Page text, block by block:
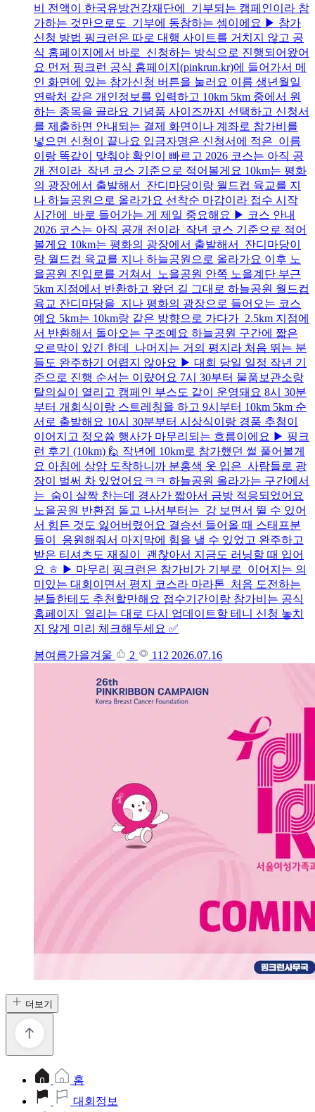
비 전액이 한국유방건강재단에 기부되는 캠페인이라 참
가하는 것만으로도 기부에 동참하는 셈이에요 ▶ 참가
신청 방법 핑크런은 따로 대행 사이트를 거치지 않고 공
식 홈페이지에서 바로 신청하는 방식으로 진행되어왔어
요 먼저 핑크런 공식 홈페이지(pinkrun.kr)에 들어가서 메
인 화면에 있는 참가신청 버튼을 눌러요 이름 생년월일
연락처 같은 개인정보를 입력하고 10km 5km 중에서 원
하는 종목을 골라요 기념품 사이즈까지 선택하고 신청서
를 제출하면 안내되는 결제 화면이나 계좌로 참가비를
넣으면 신청이 끝나요 입금자명은 신청서에 적은 이름
이랑 똑같이 맞춰야 확인이 빠르고 2026 코스는 아직 공
개 전이라 작년 코스 기준으로 적어볼게요 10km는 평화
의 광장에서 출발해서 잔디마당이랑 월드컵 육교를 지
나 하늘공원으로 올라가요 선착순 마감이라 접수 시작
시간에 바로 들어가는 게 제일 중요해요 ▶ 코스 안내
2026 코스는 아직 공개 전이라 작년 코스 기준으로 적어
볼게요 10km는 평화의 광장에서 출발해서 잔디마당이
랑 월드컵 육교를 지나 하늘공원으로 올라가요 이후 노
을공원 진입로를 거쳐서 노을공원 안쪽 노을계단 부근
5km 지점에서 반환하고 왔던 길 그대로 하늘공원 월드컵
육교 잔디마당을 지나 평화의 광장으로 들어오는 코스
예요 5km는 10km랑 같은 방향으로 가다가 2.5km 지점에
서 반환해서 돌아오는 구조예요 하늘공원 구간에 짧은
오르막이 있긴 한데 나머지는 거의 평지라 처음 뛰는 분
들도 완주하기 어렵지 않아요 ▶ 대회 당일 일정 작년 기
준으로 진행 순서는 이럈어요 7시 30부터 물품보관소랑
탈의실이 열리고 캠페인 부스도 같이 운영돼요 8시 30분
부터 개회식이랑 스트레칭을 하고 9시부터 10km 5km 순
서로 출발해요 10시 30분부터 시상식이랑 경품 추첨이
이어지고 정오쓤 행사가 마무리되는 흐름이에요 ▶ 핑크
런 후기 (10km) 🙋 작년에 10km로 참가했던 썰 풀어볼게
요 아침에 상암 도착하니까 분홍색 옷 입은 사람들로 광
장이 벌써 차 있었어요ㅋㅋ 하늘공원 올라가는 구간에서
는 숨이 살짝 찬는데 경사가 짧아서 금방 적응되었어요
노을공원 반환점 돌고 나서부터는 강 보면서 뛸 수 있어
서 힘든 것도 잃어버렸어요 결승선 들어올 때 스태프분
들이 응원해줘서 마지막에 힘을 낼 수 있었고 완주하고
받은 티셔츠도 재질이 괜찮아서 지금도 러닝할 때 입어
요 ㅎ ▶ 마무리 핑크런은 참가비가 기부로 이어지는 의
미있는 대회이면서 평지 코스라 마라톤 처음 도전하는
분들한테도 추천할만해요 접수기간이랑 참가비는 공식
홈페이지 열리는 대로 다시 업데이트할 테니 신청 놓치
지 않게 미리 체크해두세요 ✅
봄여름가을겨울 2 112 2026.07.16
더보기
홈
대회정보